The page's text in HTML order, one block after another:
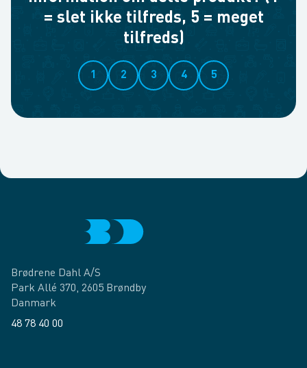
= slet ikke tilfreds, 5 = meget
tilfreds)
1 2 3 4 5
Brødrene Dahl A/S
Park Allé 370, 2605 Brøndby
Danmark
48 78 40 00